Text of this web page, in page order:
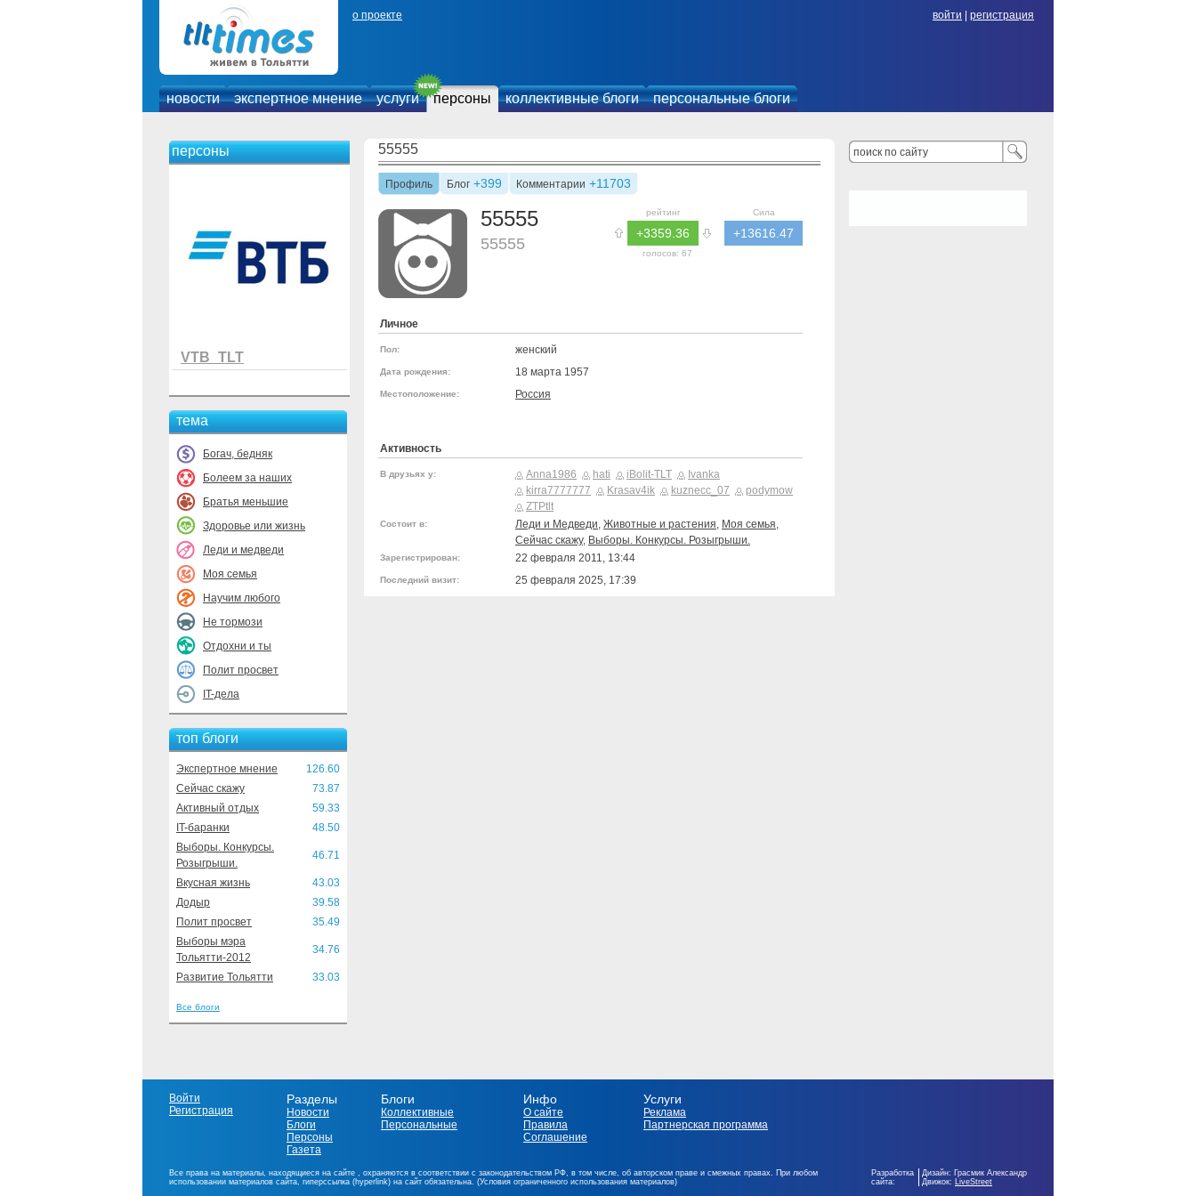
о проекте войти регистрация
новости экспертное мнение услуги персоны коллективные блоги персональные блоги
персоны
VTB_TLT
тема
Богач, бедняк
Болеем за наших
Братья меньшие
Здоровье или жизнь
Леди и медведи
Моя семья
Научим любого
Не тормози
Отдохни и ты
Полит просвет
IT-дела
топ блоги
Экспертное мнение
126.60
Сейчас скажу
73.87
Активный отдых
59.33
IT-баранки
48.50
Выборы. Конкурсы.
Розыгрыши.
46.71
Вкусная жизнь
43.03
Додыр
39.58
Полит просвет
35.49
Выборы мэра
Тольятти-2012
34.76
Развитие Тольятти 33.03
Все блоги
55555
Профиль Блог +399 Комментарии +11703
Сила
+13616.47
рейтинг
+3359.36
голосов: 67
55555
55555
Личное
Пол: женский
Дата рождения: 18 марта 1957
Местоположение: Россия
Активность
В друзьях у: Anna1986 hati iBolit-TLT
Ivanka
kirra7777777
Krasav4ik kuznecc_07
podymow
ZTPtlt
Состоит в: Леди и Медведи, Животные и растения, Моя семья,
Сейчас скажу, Выборы. Конкурсы. Розыгрыши.
Зарегистрирован: 22 февраля 2011, 13:44
Последний визит: 25 февраля 2025, 17:39
Войти
Регистрация
Разделы
Новости
Блоги
Персоны
Газета
Блоги
Коллективные
Персональные
Инфо
О сайте
Правила
Соглашение
Услуги
Реклама
Партнерская программа
Все права на материалы, находящиеся на сайте , охраняются в соответствии с законодательством РФ, в том числе, об авторском праве и смежных правах. При любом
использовании материалов сайта, гиперссылка (hyperlink) на сайт обязательна. (Условия ограниченного использования материалов)
Разработка
сайта:
Дизайн: Грасмик Александр
Движок: LiveStreet